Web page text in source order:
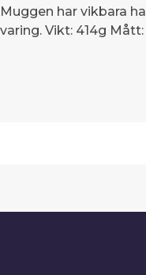
har vikbara
Vikt: 414g Mått: